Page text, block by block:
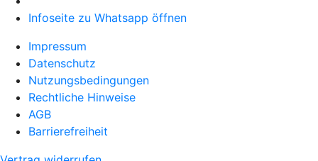
Infoseite zu Whatsapp öffnen
Impressum
Datenschutz
Nutzungsbedingungen
Rechtliche Hinweise
AGB
Barrierefreiheit